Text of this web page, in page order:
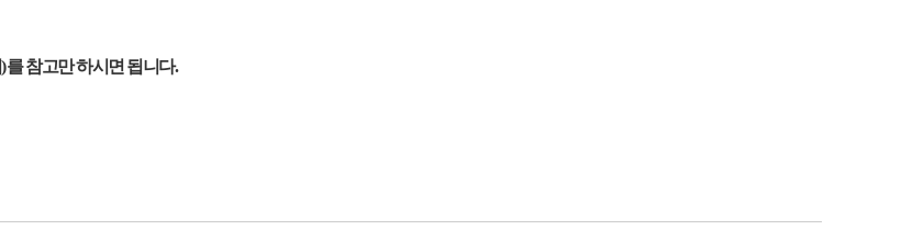
)를 참고만 하시면 됩니다.